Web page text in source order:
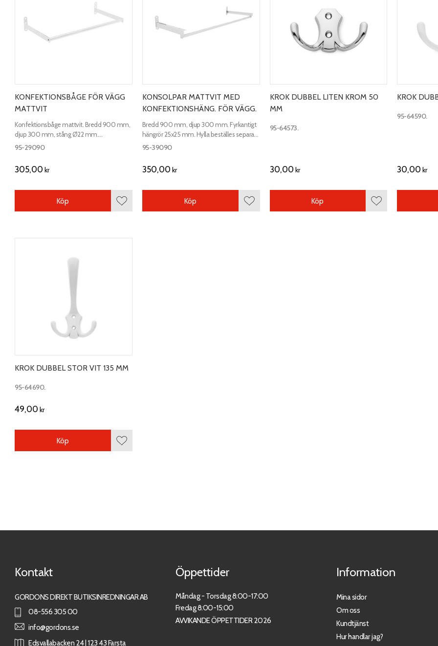
KONFEKTIONSBÅGE FÖR VÄGG
MATTVIT
Konfektionsbåge mattvit. Bredd 900 mm,
djup 300 mm, stång Ø22 mm.
Fästplattornas mått 100x25 mm.
95-29090
305,00 kr
Lägg till i favoriter
Köp
KONSOLPAR MATTVIT MED
KONFEKTIONSHÄNG. FÖR VÄGG.
Bredd 900 mm, djup 300 mm. Fyrkantigt
hängrör 25x25 mm. Hylla beställes separat.
Vid köp av hyllor ingår skruv till konsolerna.
95-39090
350,00 kr
Lägg till i favoriter
Köp
KROK DUBBEL LITEN KROM 50
MM
95-64573.
30,00 kr
Lägg till i favoriter
Köp
KROK
95-64590.
30,00 kr
KROK DUBBEL STOR VIT 135 MM
95-64690.
49,00 kr
Lägg till i favoriter
Köp
Kontakt
GORDONS DIREKT BUTIKSINREDNINGAR AB
08-556 305 00
info@gordons.se
Edsvallabacken 24 | 123 43 Farsta
Öppettider
Måndag - Torsdag 8:00-17:00
Fredag 8:00-15:00
AVVIKANDE ÖPPETTIDER 2026
Information
Mina sidor
Om oss
Kundtjänst
Hur handlar jag?